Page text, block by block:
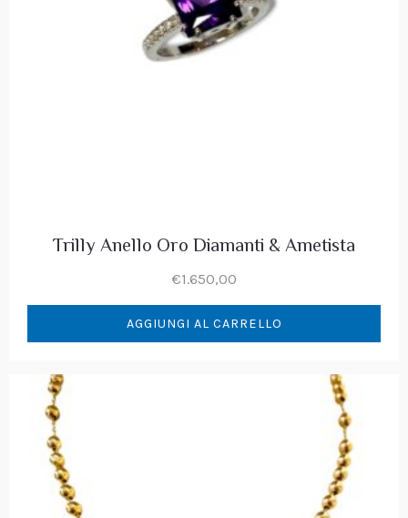
Trilly Anello Oro Diamanti & Ametista
€1.650,00
AGGIUNGI AL CARRELLO